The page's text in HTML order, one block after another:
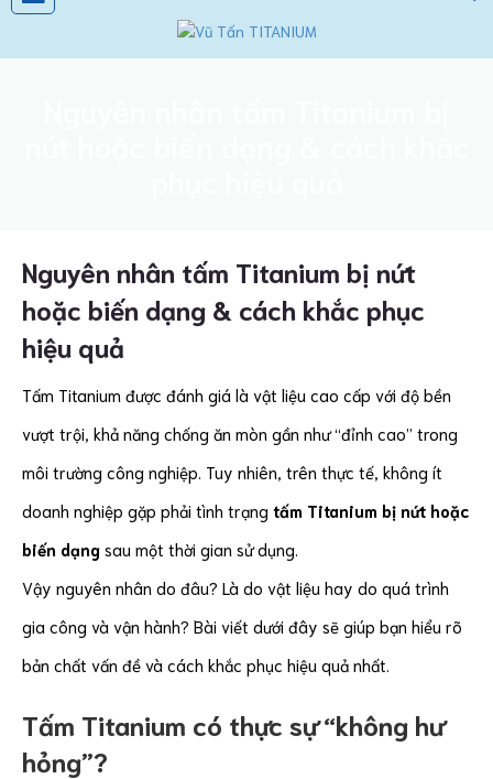
Nguyên nhân tấm Titanium bị nứt
hoặc biến dạng & cách khắc phục
hiệu quả
Tấm Titanium được đánh giá là vật liệu cao cấp với độ bền
vượt trội, khả năng chống ăn mòn gần như “đỉnh cao” trong
môi trường công nghiệp. Tuy nhiên, trên thực tế, không ít
doanh nghiệp gặp phải tình trạng tấm Titanium bị nứt hoặc
biến dạng sau một thời gian sử dụng.
Vậy nguyên nhân do đâu? Là do vật liệu hay do quá trình
gia công và vận hành? Bài viết dưới đây sẽ giúp bạn hiểu rõ
bản chất vấn đề và cách khắc phục hiệu quả nhất.
Tấm Titanium có thực sự “không hư
hỏng”?